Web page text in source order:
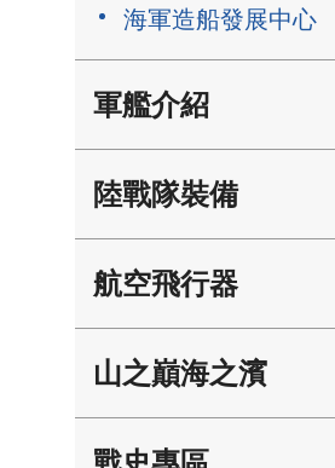
海軍造船發展中心
軍艦介紹
陸戰隊裝備
航空飛行器
山之巔海之濱